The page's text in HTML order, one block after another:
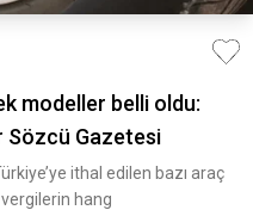
modeller belli oldu:
Sözcü Gazetesi
ithal edilen bazı araç
hang